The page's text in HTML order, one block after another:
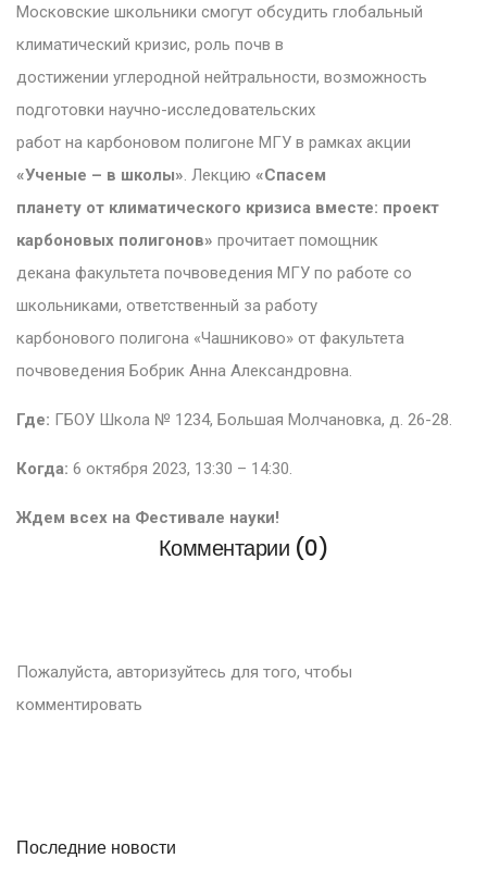
Московские школьники смогут обсудить глобальный
климатический кризис, роль почв в
достижении углеродной нейтральности, возможность
подготовки научно-исследовательских
работ на карбоновом полигоне МГУ в рамках акции
«Ученые – в школы» . Лекцию «Спасем
планету от климатического кризиса вместе: проект
карбоновых полигонов» прочитает помощник
декана факультета почвоведения МГУ по работе со
школьниками, ответственный за работу
карбонового полигона «Чашниково» от факультета
почвоведения Бобрик Анна Александровна.
Где: ГБОУ Школа № 1234, Большая Молчановка, д. 26-28.
Когда: 6 октября 2023, 13:30 – 14:30.
Ждем всех на Фестивале науки!
Комментарии (0)
Пожалуйста, авторизуйтесь для того, чтобы
комментировать
Последние новости